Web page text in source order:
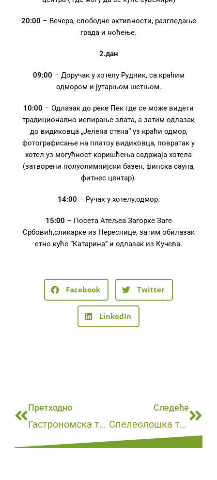
20:00 – Вечера, слободне активности, разгледање
града и ноћење.
2.дан
09:00 – Доручак у хотелу Рудник, са краћим
одмором и јутарњом шетњом.
10:00 – Одлазак до реке Пек где се може видети
традиционално испирање злата, а затим одлазак
до видиковца „Јелена стена“ уз краћи одмор,
фотографисање на платоу видиковца, повратак у
хотел уз могућност коришћења садржаја хотела
(затворени полуолимпијски базен, финска сауна,
фитнес центар).
14:00 – Ручак у хотелу,одмор.
15:00 – Посета Атељеа Загорке Заге
Србовић,сликарке из Нереснице, затим обилазак
етно куће ”Катарина” и одлазак из Кучева.
Facebook Twitter
LinkedIn
Претходно
Гастрономска тура
Следеће
Спелеолошка тура